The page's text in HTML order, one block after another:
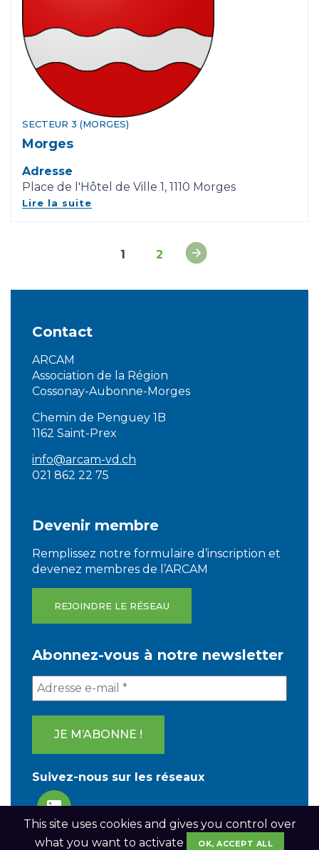
SECTEUR 3 (MORGES)
Morges
Adresse
Place de l'Hôtel de Ville 1, 1110 Morges
Lire la suite
1 2
Contact
ARCAM
Association de la Région
Cossonay-Aubonne-Morges
Chemin de Penguey 1B
1162 Saint-Prex
info@arcam-vd.ch
021 862 22 75
Devenir membre
Remplissez notre formulaire d’inscription et
devenez membres de l’ARCAM
REJOINDRE LE RÉSEAU
Abonnez-vous à notre newsletter
Suivez-nous sur les réseaux
This site uses cookies and gives you control over
what you want to activate
OK, ACCEPT ALL